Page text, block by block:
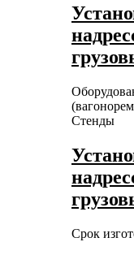
Стенды
Срок